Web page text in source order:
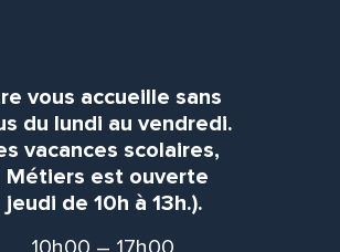
vous accueille sans
du lundi au vendredi.
vacances scolaires,
Métiers est ouverte
de 10h à 13h.).